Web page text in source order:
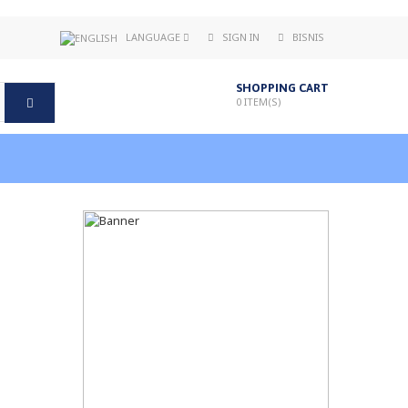
LANGUAGE SIGN IN BISNIS
SHOPPING CART
0 ITEM(S)